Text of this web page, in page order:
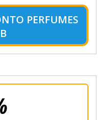
PERFUMES